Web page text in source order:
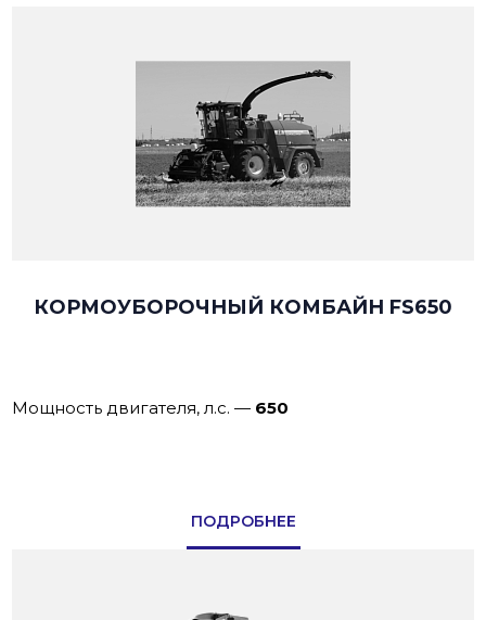
КОРМОУБОРОЧНЫЙ КОМБАЙН FS650
Мощность двигателя, л.с. — 650
ПОДРОБНЕЕ